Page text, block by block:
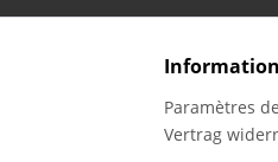
Paramètres
Vertrag